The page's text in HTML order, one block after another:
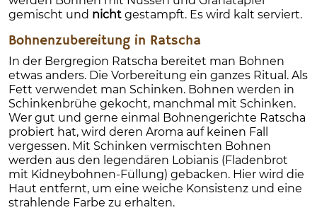
gemischt und nicht gestampft. Es wird kalt serviert.
Bohnenzubereitung in Ratscha
In der Bergregion Ratscha bereitet man Bohnen
etwas anders. Die Vorbereitung ein ganzes Ritual. Als
Fett verwendet man Schinken. Bohnen werden in
Schinkenbrühe gekocht, manchmal mit Schinken.
Wer gut und gerne einmal Bohnengerichte Ratscha
probiert hat, wird deren Aroma auf keinen Fall
vergessen. Mit Schinken vermischten Bohnen
werden aus den legendären Lobianis (Fladenbrot
mit Kidneybohnen-Füllung) gebacken. Hier wird die
Haut entfernt, um eine weiche Konsistenz und eine
strahlende Farbe zu erhalten.